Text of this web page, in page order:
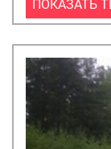
ПОКАЗАТЬ